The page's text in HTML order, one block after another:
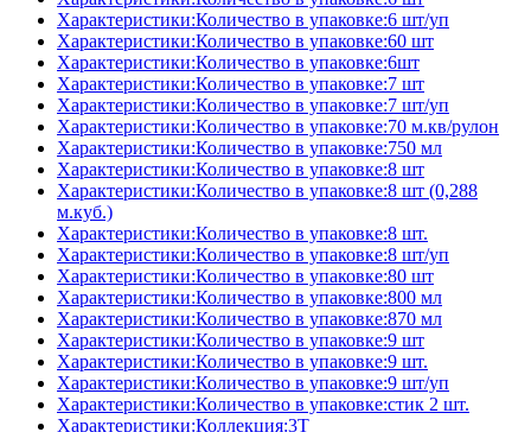
Характеристики:Количество в упаковке:6 шт/уп
Характеристики:Количество в упаковке:60 шт
Характеристики:Количество в упаковке:6шт
Характеристики:Количество в упаковке:7 шт
Характеристики:Количество в упаковке:7 шт/уп
Характеристики:Количество в упаковке:70 м.кв/рулон
Характеристики:Количество в упаковке:750 мл
Характеристики:Количество в упаковке:8 шт
Характеристики:Количество в упаковке:8 шт (0,288
м.куб.)
Характеристики:Количество в упаковке:8 шт.
Характеристики:Количество в упаковке:8 шт/уп
Характеристики:Количество в упаковке:80 шт
Характеристики:Количество в упаковке:800 мл
Характеристики:Количество в упаковке:870 мл
Характеристики:Количество в упаковке:9 шт
Характеристики:Количество в упаковке:9 шт.
Характеристики:Количество в упаковке:9 шт/уп
Характеристики:Количество в упаковке:стик 2 шт.
Характеристики:Коллекция:3T